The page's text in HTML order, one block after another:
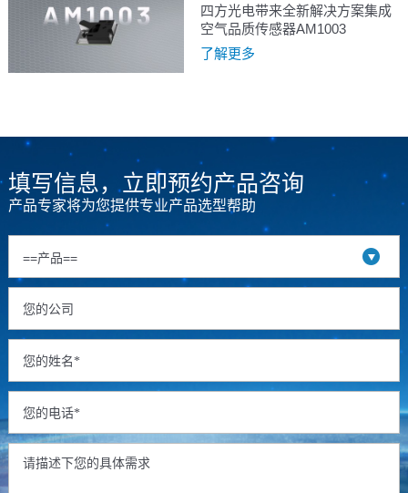
四方光电带来全新解决方案集成
空气品质传感器AM1003
了解更多
填写信息，立即预约产品咨询
产品专家将为您提供专业产品选型帮助